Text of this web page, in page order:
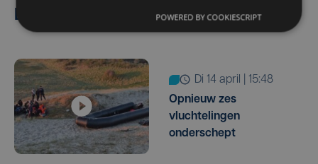
Lees ook
di 14 april | 15:48
Opnieuw zes
vluchtelingen
onderschept
POWERED BY COOKIESCRIPT